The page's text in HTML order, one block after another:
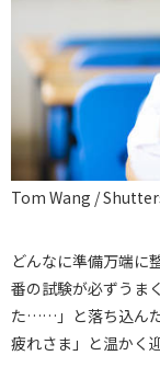
Tom Wang /
どんなに準備万端に
番の試験が必ずうま
た……」と落ち込ん
疲れさま」と温かく